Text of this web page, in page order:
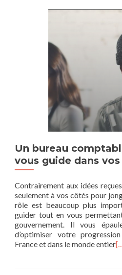
Un bureau
vous guide dans
Contrairement aux idées
seulement à vos côtés pour
rôle est beaucoup plus
guider tout en vous
gouvernement. Il vous
d’optimiser votre
France et dans le monde entier